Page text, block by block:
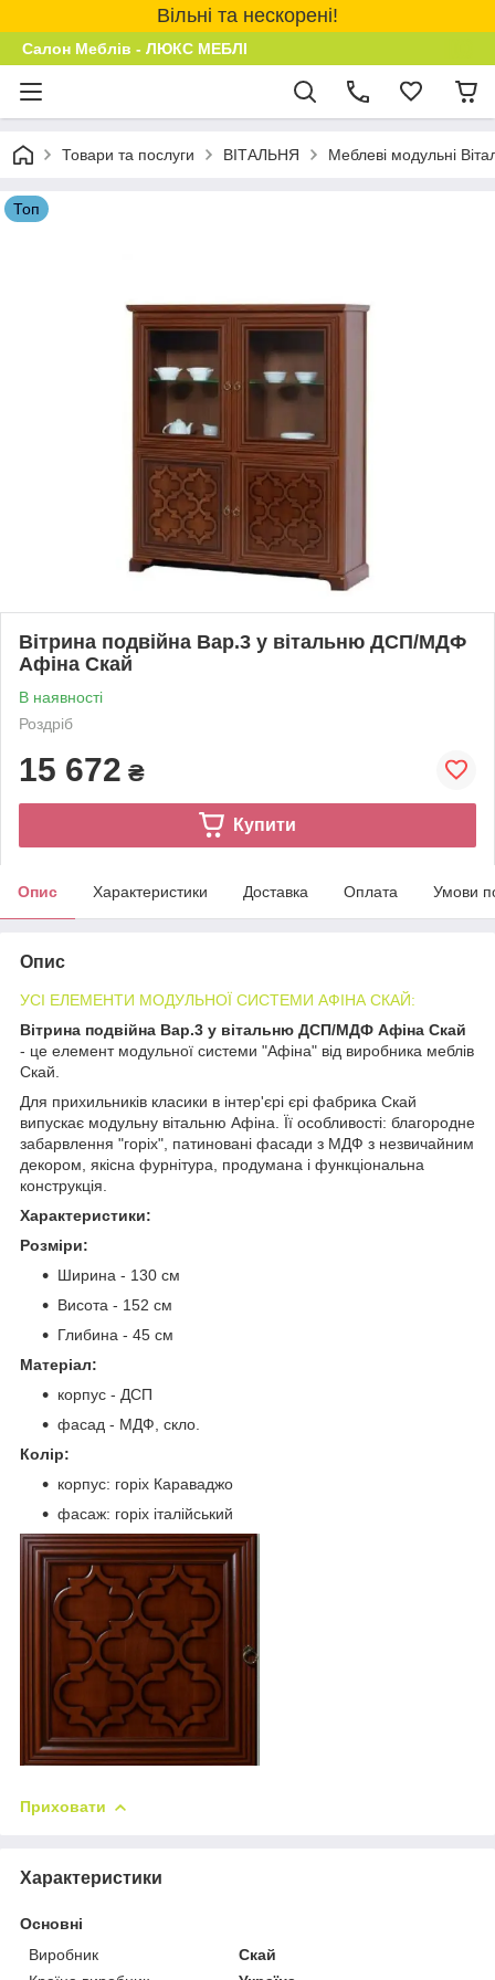
Вільні та нескорені!
Салон Меблів - ЛЮКС МЕБЛІ
Товари та послуги ВІТАЛЬНЯ Меблеві модульні
Топ
Вітрина подвійна Вар.3 у вітальню ДСП/МДФ
Афіна Скай
В наявності
Роздріб
15 672 ₴
Купити
Опис Характеристики Доставка Оплата Умови
Опис
УСІ ЕЛЕМЕНТИ МОДУЛЬНОЇ СИСТЕМИ АФІНА СКАЙ:
Вітрина подвійна Вар.3 у вітальню ДСП/МДФ Афіна Скай
- це елемент модульної системи "Афіна" від виробника меблів
Скай.
Для прихильників класики в інтер'єрі єрі фабрика Скай
випускає модульну вітальню Афіна. Її особливості: благородне
забарвлення "горіх", патиновані фасади з МДФ з незвичайним
декором, якісна фурнітура, продумана і функціональна
конструкція.
Характеристики:
Розміри:
Ширина - 130 см
Висота - 152 см
Глибина - 45 см
Матеріал:
корпус - ДСП
фасад - МДФ, скло.
Колір:
корпус: горіх Караваджо
фасаж: горіх італійський
Приховати
Характеристики
Основні
Виробник
Скай